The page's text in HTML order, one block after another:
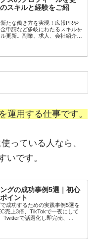
スキルと経験をご紹
たな働き方を実現！広報PRや
申請など多岐にわたるスキルを
更新。副業、求人、会社紹介、
多彩なサービスを提供していま
運用する仕事です。
っている人なら、
いです。
グの成功事例5選｜初心
イント
成功するための実践事例5選を
売上3倍、TikTokで一夜にして
Twitterで話題化し即完売、
ど、具体的な戦略と成功のポイ
用して収益化したい方必見！最